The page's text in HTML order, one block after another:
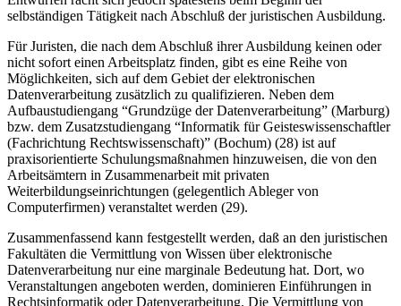
selbständigen Tätigkeit nach Abschluß der juristischen Ausbildung.
Für Juristen, die nach dem Abschluß ihrer Ausbildung keinen oder
nicht sofort einen Arbeitsplatz finden, gibt es eine Reihe von
Möglichkeiten, sich auf dem Gebiet der elektronischen
Datenverarbeitung zusätzlich zu qualifizieren. Neben dem
Aufbaustudiengang “Grundzüge der Datenverarbeitung” (Marburg)
bzw. dem Zusatzstudiengang “Informatik für Geisteswissenschaftler
(Fachrichtung Rechtswissenschaft)” (Bochum) (28) ist auf
praxisorientierte Schulungsmaßnahmen hinzuweisen, die von den
Arbeitsämtern in Zusammenarbeit mit privaten
Weiterbildungseinrichtungen (gelegentlich Ableger von
Computerfirmen) veranstaltet werden (29).
Zusammenfassend kann festgestellt werden, daß an den juristischen
Fakultäten die Vermittlung von Wissen über elektronische
Datenverarbeitung nur eine marginale Bedeutung hat. Dort, wo
Veranstaltungen angeboten werden, dominieren Einführungen in
Rechtsinformatik oder Datenverarbeitung. Die Vermittlung von